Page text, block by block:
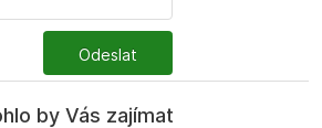
Odeslat
by Vás zajímat